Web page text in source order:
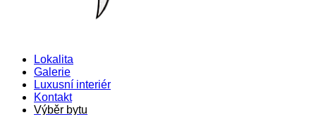
Menu
Lokalita
Galerie
Luxusní interiér
Kontakt
Výběr bytu